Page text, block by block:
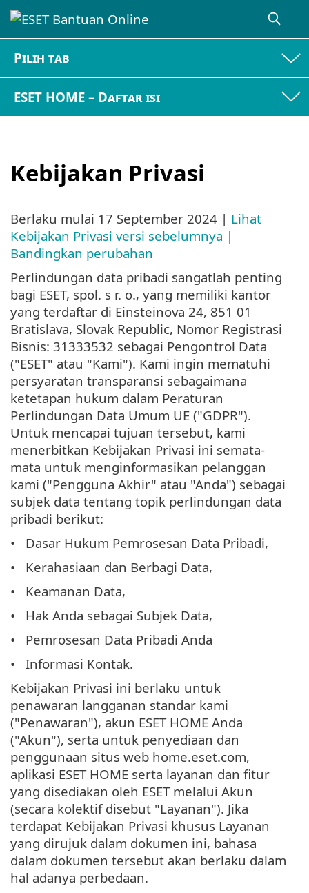
Pilih tab
ESET HOME – Daftar isi
Kebijakan Privasi
Berlaku mulai 17 September 2024 | Lihat
Kebijakan Privasi versi sebelumnya |
Bandingkan perubahan
Perlindungan data pribadi sangatlah penting
bagi ESET, spol. s r. o., yang memiliki kantor
yang terdaftar di Einsteinova 24, 851 01
Bratislava, Slovak Republic, Nomor Registrasi
Bisnis: 31333532 sebagai Pengontrol Data
("ESET" atau "Kami"). Kami ingin mematuhi
persyaratan transparansi sebagaimana
ketetapan hukum dalam Peraturan
Perlindungan Data Umum UE ("GDPR").
Untuk mencapai tujuan tersebut, kami
menerbitkan Kebijakan Privasi ini semata-
mata untuk menginformasikan pelanggan
kami ("Pengguna Akhir" atau "Anda") sebagai
subjek data tentang topik perlindungan data
pribadi berikut:
Dasar Hukum Pemrosesan Data Pribadi,
Kerahasiaan dan Berbagi Data,
Keamanan Data,
Hak Anda sebagai Subjek Data,
Pemrosesan Data Pribadi Anda
Informasi Kontak.
Kebijakan Privasi ini berlaku untuk
penawaran langganan standar kami
("Penawaran"), akun ESET HOME Anda
("Akun"), serta untuk penyediaan dan
penggunaan situs web home.eset.com,
aplikasi ESET HOME serta layanan dan fitur
yang disediakan oleh ESET melalui Akun
(secara kolektif disebut "Layanan"). Jika
terdapat Kebijakan Privasi khusus Layanan
yang dirujuk dalam dokumen ini, bahasa
dalam dokumen tersebut akan berlaku dalam
hal adanya perbedaan.